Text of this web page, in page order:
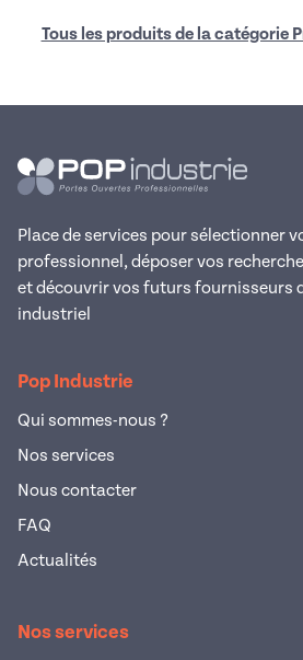
Tous les produits de la catégorie
Place de services pour sélectionner
professionnel, déposer vos
et découvrir vos futurs fournisseurs
industriel
Pop Industrie
Qui sommes-nous ?
Nos services
Nous contacter
FAQ
Actualités
Nos services